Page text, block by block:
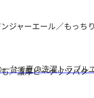
ジャーエール／もっち
／濃厚ピーナッツバタ
台で夏の洗濯トラブル